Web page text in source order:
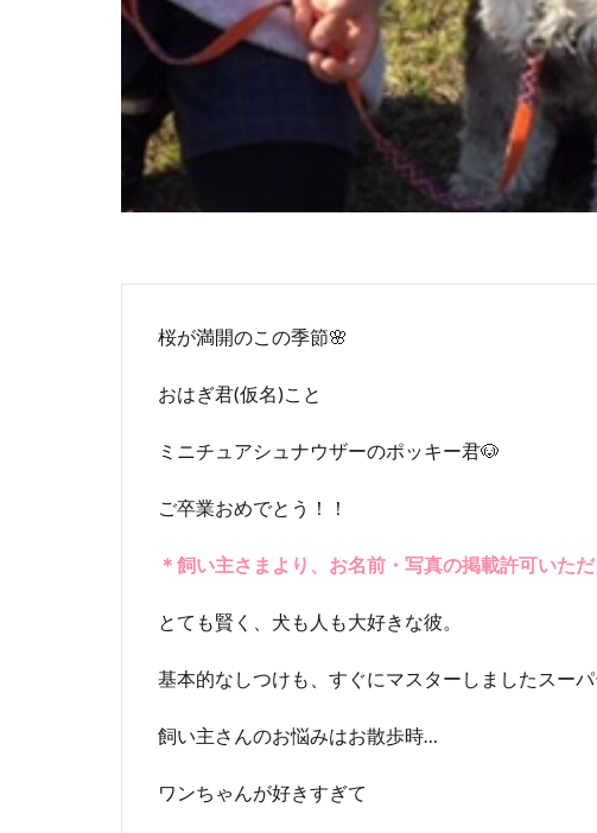
桜が満開のこの季節🌸
おはぎ君(仮名)こと
ミニチュアシュナウザーのポッキー君🐶
ご卒業おめでとう！！
＊飼い主さまより、お名前・写真の掲載許可いただ
とても賢く、犬も人も大好きな彼。
基本的なしつけも、すぐにマスターしましたスーパ
飼い主さんのお悩みはお散歩時…
ワンちゃんが好きすぎて